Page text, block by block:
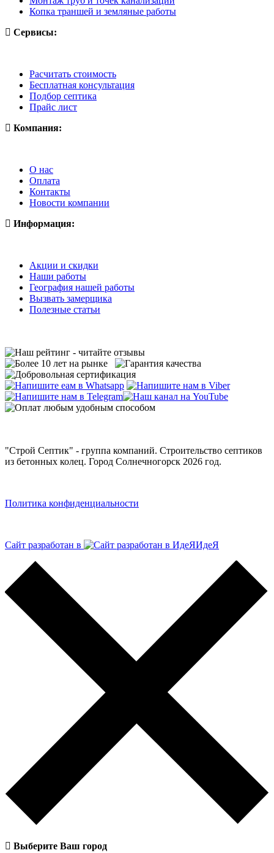
Копка траншей и земляные работы
Сервисы:
Расчитать стоимость
Бесплатная консультация
Подбор септика
Прайс лист
Компания:
О нас
Оплата
Контакты
Новости компании
Информация:
Акции и скидки
Наши работы
География нашей работы
Вызвать замерщика
Полезные статьи
"Строй Септик" - группа компаний. Строительство септиков
из бетонных колец. Город Солнечногорск 2026 год.
Политика конфиденциальности
Сайт разработан в ИдеЯ
Выберите Ваш город